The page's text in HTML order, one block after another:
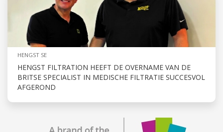
HENGST SE
HENGST FILTRATION HEEFT DE OVERNAME VAN DE
BRITSE SPECIALIST IN MEDISCHE FILTRATIE SUCCESVOL
AFGEROND